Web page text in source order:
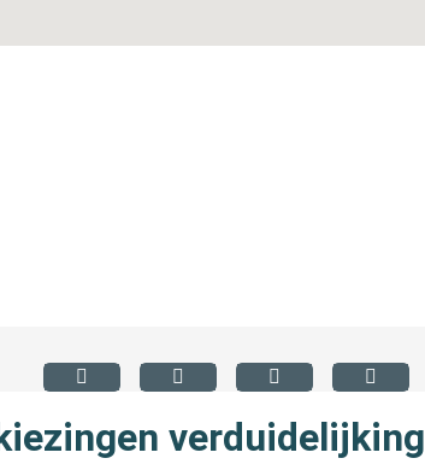
verduidelijking